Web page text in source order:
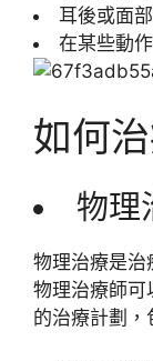
耳後或面
在某些動
如何
物理
物理治療是治
物理治療師可
的治療計劃，